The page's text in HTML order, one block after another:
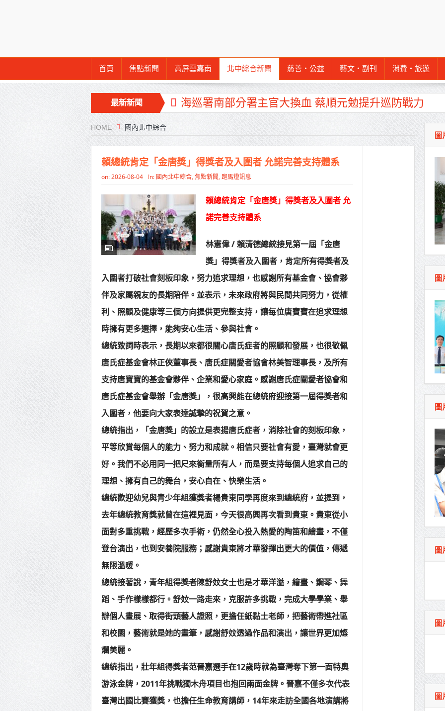
首頁 焦點新聞 高屏雲嘉南 北中綜合新聞 慈善‧公益 藝文‧副刊 消費‧旅遊
最新新聞
海巡署南部分署主官大換血 蔡順元勉提升巡防戰力
北市鮮奶週報再升級！8月31日補助擴大至國中生
雙北合作里程碑！萬大線動態測試 侯友宜蔣萬安攜手
高齡健康產業博覽會8/7盛大登場 新北形象館亮相
打鐵厝北側產業園區產業設施公共動土創造千個就業
高雄「三民運動中心」市長陳其邁、運動部長李洋各
揭幕
高雄東照山關帝廟全國國中小學書法比賽 圓滿落幕
賴清德總統主持將官晉任 期勉精進不對稱戰力
蔣萬安再拋出「倒閣說」 喊推陳其邁組閣
賴總統肯定「金唐獎」得獎者及入圍者 允諾完善支持
HOME 國內北中綜合
賴總統肯定「金唐獎」得獎者及入圍者 允諾完善支持體系
on:2026-08-04 In: 國內北中綜合, 焦點新聞, 跑馬燈訊息
賴總統肯定「金唐獎」得獎者及入圍者 允
諾完善支持體系
林憲偉 / 賴清德總統接見第一屆「金唐
獎」得獎者及入圍者，肯定所有得獎者及
入圍者打破社會刻板印象，努力追求理想，也感謝所有基金會、協會夥
伴及家屬親友的長期陪伴。並表示，未來政府將與民間共同努力，從權
利、照顧及健康等三個方向提供更完整支持，讓每位唐寶寶在追求理想
時擁有更多選擇，能夠安心生活、參與社會。
總統致詞時表示，長期以來都很關心唐氏症者的照顧和發展，也很敬佩
唐氏症基金會林正俠董事長、唐氏症關愛者協會林美智理事長，及所有
支持唐寶寶的基金會夥伴、企業和愛心家庭。感謝唐氏症關愛者協會和
唐氏症基金會舉辦「金唐獎」，很高興能在總統府迎接第一屆得獎者和
入圍者，他要向大家表達誠摯的祝賀之意。
總統指出，「金唐獎」的設立是表揚唐氏症者，消除社會的刻板印象，
平等欣賞每個人的能力、努力和成就。相信只要社會有愛，臺灣就會更
好。我們不必用同一把尺來衡量所有人，而是要支持每個人追求自己的
理想、擁有自己的舞台，安心自在、快樂生活。
總統歡迎幼兒與青少年組獲獎者楊貴東同學再度來到總統府，並提到，
去年總統教育獎就曾在這裡見面，今天很高興再次看到貴東。貴東從小
面對多重挑戰，經歷多次手術，仍然全心投入熱愛的陶笛和繪畫，不僅
登台演出，也到安養院服務；感謝貴東將才華發揮出更大的價值，傳遞
無限溫暖。
總統接著說，青年組得獎者陳舒妏女士也是才華洋溢，繪畫、鋼琴、舞
蹈、手作樣樣都行。舒妏一路走來，克服許多挑戰，完成大學學業、舉
辦個人畫展、取得街頭藝人證照，更擔任紙黏土老師，把藝術帶進社區
和校園，藝術就是她的畫筆，感謝舒妏透過作品和演出，讓世界更加燦
爛美麗。
總統指出，壯年組得獎者范晉嘉選手在12歲時就為臺灣奪下第一面特奧
游泳金牌，2011年挑戰獨木舟項目也抱回兩面金牌。晉嘉不僅多次代表
臺灣出國比賽獲獎，也擔任生命教育講師，14年來走訪全國各地演講將
圖
圖
圖
圖
圖
圖